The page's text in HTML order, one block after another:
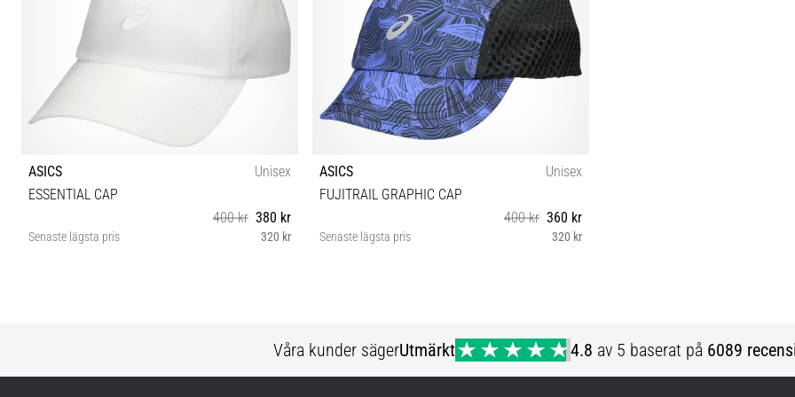
ASICS
Unisex
ESSENTIAL CAP
400 kr 380 kr
Senaste lägsta pris 320 kr
ASICS
Unisex
FUJITRAIL GRAPHIC CAP
400 kr 360 kr
Senaste lägsta pris 320 kr
Våra kunder sägerUtmärkt 4.8 av 5 baserat på 6089